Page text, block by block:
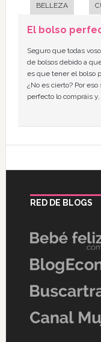
BELLEZA
El bolso
Seguro que todas
de bolsos debido a
es que tener el bolso
¿No es cierto? Por
perfecto lo compráis
RED DE BLOGS